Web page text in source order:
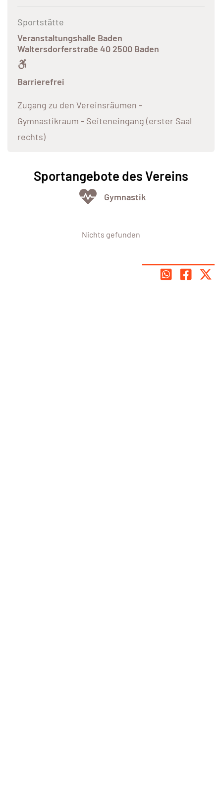
Sportstätte
Veranstaltungshalle Baden
Waltersdorferstraße 40 2500 Baden
Barrierefrei
Zugang zu den Vereinsräumen -
Gymnastikraum - Seiteneingang (erster Saal
rechts)
Sportangebote des Vereins
Gymnastik
Nichts gefunden